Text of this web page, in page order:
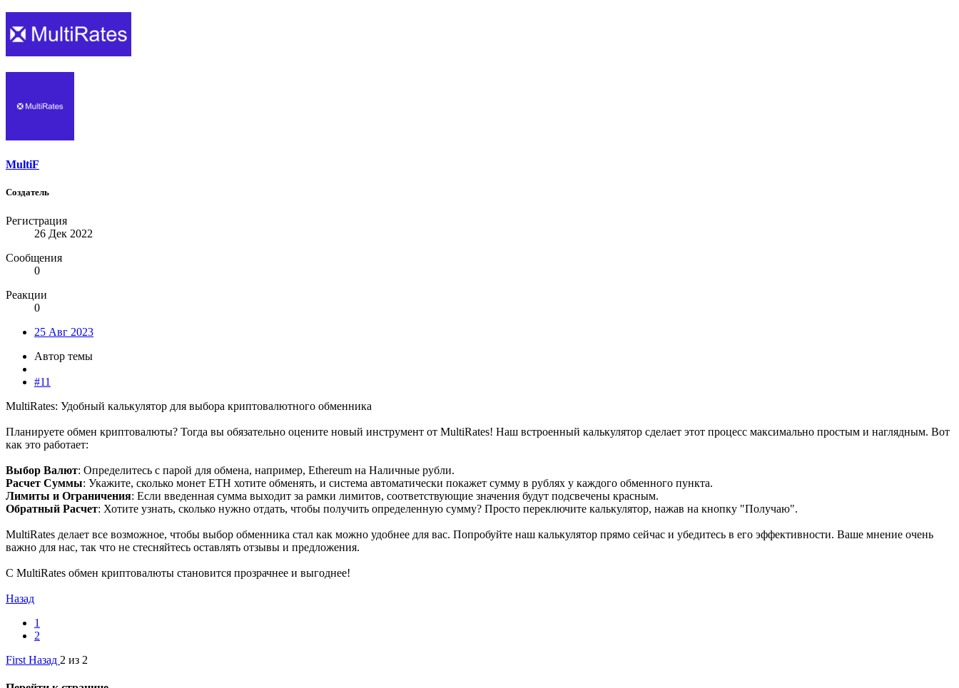
MultiF
Создатель
Регистрация
26 Дек 2022
Сообщения
0
Реакции
0
25 Авг 2023
Автор темы
#11
MultiRates: Удобный калькулятор для выбора криптовалютного обменника
Планируете обмен криптовалюты? Тогда вы обязательно оцените новый инструмент от MultiRates! Наш встроенный калькулятор сделает этот процесс максимально простым и наглядным. Вот
как это работает:
Выбор Валют: Определитесь с парой для обмена, например, Ethereum на Наличные рубли.
Расчет Суммы: Укажите, сколько монет ETH хотите обменять, и система автоматически покажет сумму в рублях у каждого обменного пункта.
Лимиты и Ограничения: Если введенная сумма выходит за рамки лимитов, соответствующие значения будут подсвечены красным.
Обратный Расчет: Хотите узнать, сколько нужно отдать, чтобы получить определенную сумму? Просто переключите калькулятор, нажав на кнопку "Получаю".
MultiRates делает все возможное, чтобы выбор обменника стал как можно удобнее для вас. Попробуйте наш калькулятор прямо сейчас и убедитесь в его эффективности. Ваше мнение очень
важно для нас, так что не стесняйтесь оставлять отзывы и предложения.
С MultiRates обмен криптовалюты становится прозрачнее и выгоднее!
Назад
1
2
First Назад 2 из 2